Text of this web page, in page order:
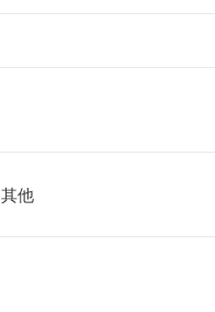
其他